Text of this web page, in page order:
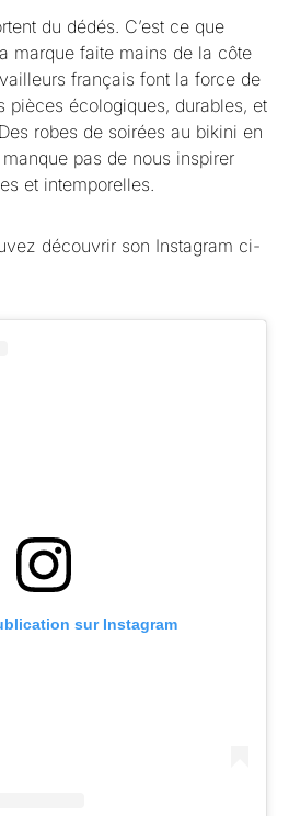
du dédés. C’est ce que
marque faite mains de la côte
français font la force de
pièces écologiques, durables, et
robes de soirées au bikini en
pas de nous inspirer
et intemporelles.
découvrir son Instagram ci-
sur Instagram